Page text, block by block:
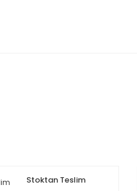
Stoktan Teslim